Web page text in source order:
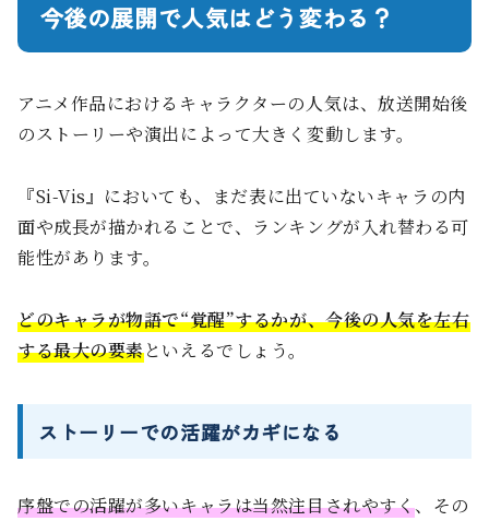
今後の展開で人気はどう変わる？
アニメ作品におけるキャラクターの人気は、放送開始後
のストーリーや演出によって大きく変動します。
『Si-Vis』においても、まだ表に出ていないキャラの内
面や成長が描かれることで、ランキングが入れ替わる可
能性があります。
どのキャラが物語で“覚醒”するかが、今後の人気を左右
する最大の要素といえるでしょう。
ストーリーでの活躍がカギになる
序盤での活躍が多いキャラは当然注目されやすく、その